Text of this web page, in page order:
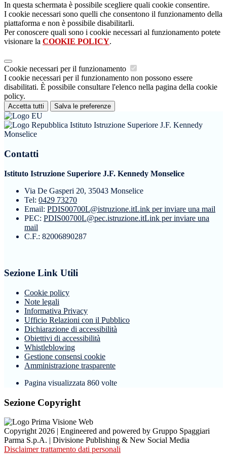
In questa schermata è possibile scegliere quali cookie consentire.
I cookie necessari sono quelli che consentono il funzionamento della
piattaforma e non è possibile disabilitarli.
Per conoscere quali sono i cookie necessari al funzionamento potete
visionare la COOKIE POLICY.
Cookie necessari per il funzionamento
I cookie necessari per il funzionamento non possono essere
disabilitati. È possibile consultare l'elenco nella pagina della cookie
policy.
Accetta tutti Salva le preferenze
Istituto Istruzione Superiore J.F. Kennedy
Monselice
Contatti
Istituto Istruzione Superiore J.F. Kennedy Monselice
Via De Gasperi 20, 35043 Monselice
Tel: 0429 73270
Email: PDIS00700L@istruzione.itLink per inviare una mail
PEC: PDIS00700L@pec.istruzione.itLink per inviare una
mail
C.F.: 82006890287
Sezione Link Utili
Cookie policy
Note legali
Informativa Privacy
Ufficio Relazioni con il Pubblico
Dichiarazione di accessibilità
Obiettivi di accessibilità
Whistleblowing
Gestione consensi cookie
Amministrazione trasparente
Pagina visualizzata 860 volte
Sezione Copyright
Copyright 2026 | Engineered and powered by Gruppo Spaggiari
Parma S.p.A. | Divisione Publishing & New Social Media
Disclaimer trattamento dati personali